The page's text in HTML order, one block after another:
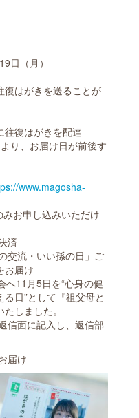
日（月）
復はがきを送ることが
往復はがきを配達
り、お届け日が前後す
www.magosha-
お申し込みいただけ
済
交流・いい孫の日」ご
お届け
へ11月5日を“心身の健
日”として『祖父母と
しました。
信面に記入し、返信部
届け